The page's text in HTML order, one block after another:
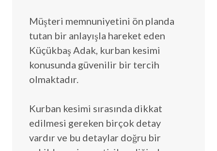
Müşteri memnuniyetini ön planda
tutan bir anlayışla hareket eden
Küçükbaş Adak, kurban kesimi
konusunda güvenilir bir tercih
olmaktadır.
Kurban kesimi sırasında dikkat
edilmesi gereken birçok detay
vardır ve bu detaylar doğru bir